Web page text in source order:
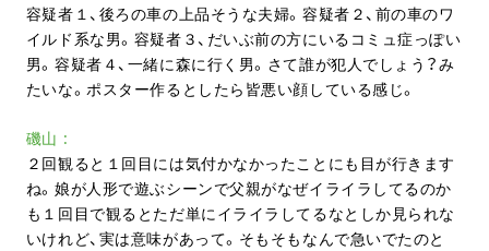
容疑者１、後ろの車の上品そうな夫婦。容疑者２、前の車のワ
イルド系な男。容疑者３、だいぶ前の方にいるコミュ症っぽい
男。容疑者４、一緒に森に行く男。さて誰が犯人でしょう？み
たいな。ポスター作るとしたら皆悪い顔している感じ。
磯山
２回観ると１回目には気付かなかったことにも目が行きます
ね。娘が人形で遊ぶシーンで父親がなぜイライラしてるのか
も１回目で観るとただ単にイライラしてるなとしか見られな
いけれど、実は意味があって。そもそもなんで急いでたのと